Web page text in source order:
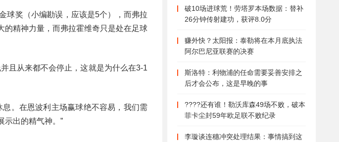
球奖（小编勘误，应该是5个），而弗拉
的精神力量，而弗拉霍维奇只是处在足球
且从来都不会停止，这就是为什么在3-1
。在恩波利主场赢球绝不容易，我们需
示出的精气神。”
破10场进球荒！劳塔罗本场数据：替补
26分钟传射建功，获评8.0分
赚外快？太阳报：泰勒将在本月底执法
阿尔巴尼亚联赛的决赛
斯洛特：利物浦的任命需要妥善安排之
后才会公布，这是早晚的事
????还有谁！勒沃库森49场不败，破本
菲卡尘封59年欧足联不败纪录
李璇谈连穗冲突处理结果：事情搞到这